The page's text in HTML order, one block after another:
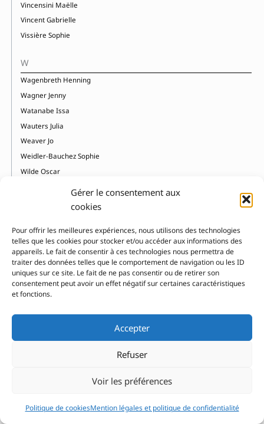
Gérer le consentement aux
cookies
Pour offrir les meilleures expériences, nous utilisons des technologies
telles que les cookies pour stocker et/ou accéder aux informations des
appareils. Le fait de consentir à ces technologies nous permettra de
traiter des données telles que le comportement de navigation ou les ID
uniques sur ce site. Le fait de ne pas consentir ou de retirer son
consentement peut avoir un effet négatif sur certaines caractéristiques
et fonctions.
Accepter
Refuser
Voir les préférences
Politique de cookiesMention légales et politique de confidentialité
Vincensini Maëlle
Vincent Gabrielle
Vissière Sophie
W
Wagenbreth Henning
Wagner Jenny
Watanabe Issa
Wauters Julia
Weaver Jo
Weidler-Bauchez Sophie
Wilde Oscar
Wise Brown Margaret
Woignier Julia
Wolters Octavie
Wu Da
Wu Higo
Ylla